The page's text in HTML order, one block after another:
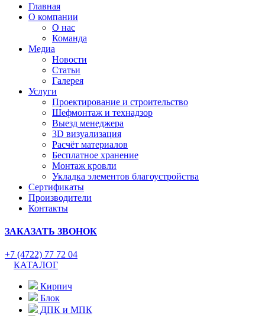
Главная
О компании
О нас
Команда
Медиа
Новости
Статьи
Галерея
Услуги
Проектирование и строительство
Шефмонтаж и технадзор
Выезд менеджера
3D визуализация
Расчёт материалов
Бесплатное хранение
Монтаж кровли
Укладка элементов благоустройства
Сертификаты
Производители
Контакты
ЗАКАЗАТЬ ЗВОНОК
+7 (4722) 77 72 04
КАТАЛОГ
Кирпич
Блок
ДПК и МПК